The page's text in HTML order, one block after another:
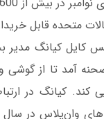
متحده قابل
کایل کیانگ
کند. کیانگ در
وان‌پلاس در سال